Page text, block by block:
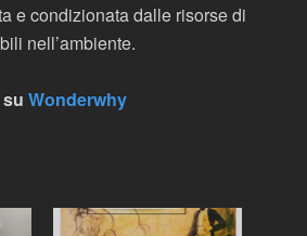
e condizionata dalle risorse di
nell’ambiente.
Wonderwhy